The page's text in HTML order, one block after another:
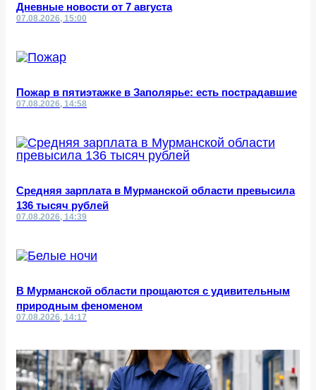
Дневные новости от 7 августа
07.08.2026, 15:00
Пожар в пятиэтажке в Заполярье: есть пострадавшие
07.08.2026, 14:58
Средняя зарплата в Мурманской области превысила
136 тысяч рублей
07.08.2026, 14:39
В Мурманской области прощаются с удивительным
природным феноменом
07.08.2026, 14:17